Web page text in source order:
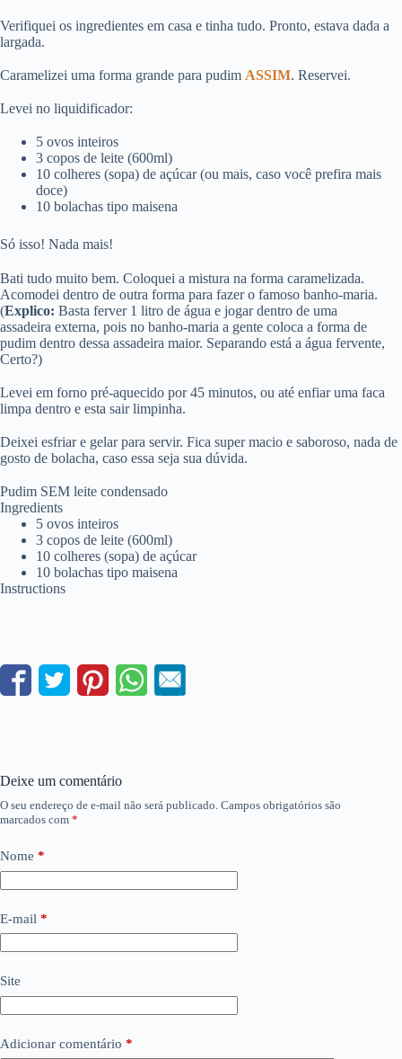
Verifiquei os ingredientes em casa e tinha tudo. Pronto, estava dada a
largada.
Caramelizei uma forma grande para pudim ASSIM. Reservei.
Levei no liquidificador:
5 ovos inteiros
3 copos de leite (600ml)
10 colheres (sopa) de açúcar (ou mais, caso você prefira mais
doce)
10 bolachas tipo maisena
Só isso! Nada mais!
Bati tudo muito bem. Coloquei a mistura na forma caramelizada.
Acomodei dentro de outra forma para fazer o famoso banho-maria.
(Explico: Basta ferver 1 litro de água e jogar dentro de uma
assadeira externa, pois no banho-maria a gente coloca a forma de
pudim dentro dessa assadeira maior. Separando está a água fervente,
Certo?)
Levei em forno pré-aquecido por 45 minutos, ou até enfiar uma faca
limpa dentro e esta sair limpinha.
Deixei esfriar e gelar para servir. Fica super macio e saboroso, nada de
gosto de bolacha, caso essa seja sua dúvida.
Pudim SEM leite condensado
Ingredients
5 ovos inteiros
3 copos de leite (600ml)
10 colheres (sopa) de açúcar
10 bolachas tipo maisena
Instructions
Deixe um comentário
O seu endereço de e-mail não será publicado. Campos obrigatórios são
marcados com *
Nome *
E-mail *
Site
Adicionar comentário *